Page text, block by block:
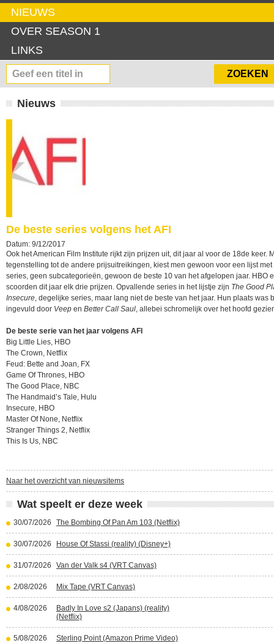
NIEUWS
OVER SEASON 1
LINKS
Nieuws
De beste series volgens het AFI
Datum: 9/12/2017
Ook het American Film Institute rijkt zijn prijzen uit, dit jaar al voor de 18de keer.
tegenstelling tot de andere prijsuitreikingen, kiest men gewoon voor een lijst met
series, geen subcategorieën, gewoon de beste 10 van het afgelopen jaar. HBO
scoorden dit jaar elk drie prijzen. Opvallende series in het lijstje zijn The Good
Insecure, degelijke series, maar lang niet de beste van het jaar. Hun plaats was
ingevuld door Veep en Better Call Saul, allebei schromelijk over het hoofd
De beste serie van het jaar volgens AFI
Big Little Lies, HBO
The Crown, Netflix
Feud: Bette and Joan, FX
Game Of Thrones, HBO
The Good Place, NBC
The Handmaid’s Tale, Hulu
Insecure, HBO
Master Of None, Netflix
Stranger Things 2, Netflix
This Is Us, NBC
Naar het overzicht van nieuwsitems
Wat speelt er deze week
30/07/2026 The Bombing Of Pan Am 103 (Netflix)
30/07/2026 House Of Stassi (reality) (Disney+)
31/07/2026 Van der Valk s4 (VRT Canvas)
2/08/2026 Mix Tape (VRT Canvas)
4/08/2026
Badly In Love s2 (Japans) (reality)
(Netflix)
5/08/2026 Sterling Point (Amazon Prime Video)